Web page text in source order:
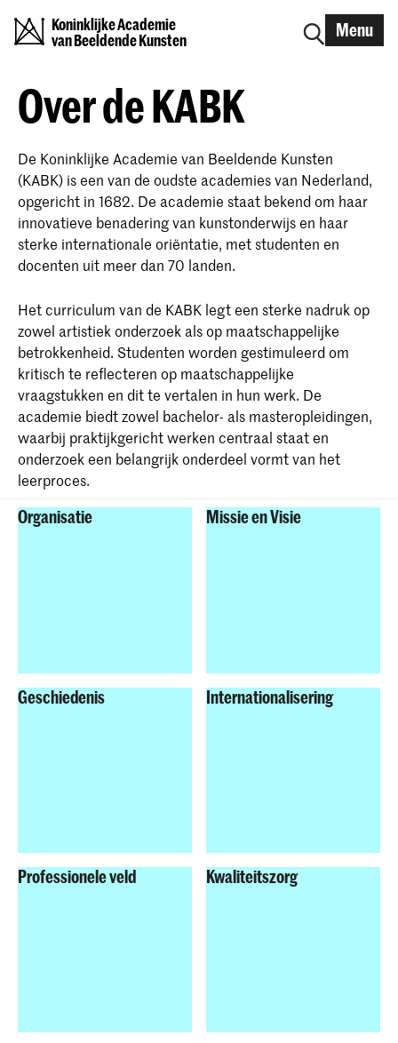
Koninklijke Academie
van Beeldende Kunsten
Menu
Over de KABK
De Koninklijke Academie van Beeldende Kunsten
(KABK) is een van de oudste academies van Nederland,
opgericht in 1682. De academie staat bekend om haar
innovatieve benadering van kunstonderwijs en haar
sterke internationale oriëntatie, met studenten en
docenten uit meer dan 70 landen.
Het curriculum van de KABK legt een sterke nadruk op
zowel artistiek onderzoek als op maatschappelijke
betrokkenheid. Studenten worden gestimuleerd om
kritisch te reflecteren op maatschappelijke
vraagstukken en dit te vertalen in hun werk. De
academie biedt zowel bachelor- als masteropleidingen,
waarbij praktijkgericht werken centraal staat en
onderzoek een belangrijk onderdeel vormt van het
leerproces.
Organisatie Missie en Visie
Geschiedenis Internationalisering
Professionele veld Kwaliteitszorg